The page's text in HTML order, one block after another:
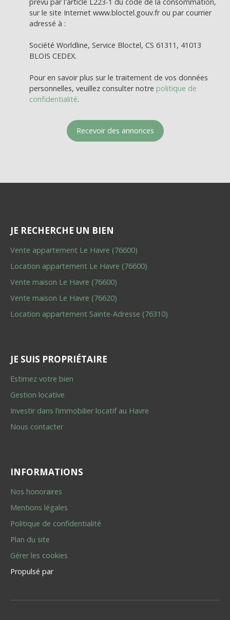
sur le site Internet www.bloctel.gouv.fr ou par courrier
adressé à :
Société Worldline, Service Bloctel, CS 61311, 41013
BLOIS CEDEX.
Pour en savoir plus sur le traitement de vos données
personnelles, veuillez consulter notre politique de
confidentialité.
Recevoir des annonces
JE RECHERCHE UN BIEN
Vente appartement Le Havre (76600)
Location appartement Le Havre (76600)
Vente maison Le Havre (76600)
Vente maison Le Havre (76620)
Location appartement Sainte-Adresse (76310)
JE SUIS PROPRIÉTAIRE
Estimez votre bien
Gestion locative
Investir dans l’immobilier locatif au Havre
Nous contacter
INFORMATIONS
Nos honoraires
Mentions légales
Politique de confidentialité
Plan du site
Gérer les cookies
Propulsé par